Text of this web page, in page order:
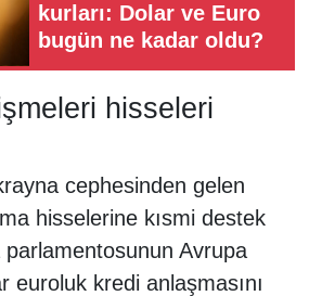
kurları: Dolar ve Euro
bugün ne kadar oldu?
hisseleri
cephesinden gelen
hisselerine kısmi destek
parlamentosunun Avrupa
euroluk kredi anlaşmasını